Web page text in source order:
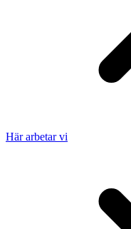
Här arbetar vi